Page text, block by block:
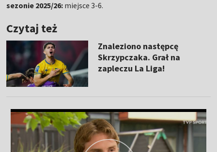
sezonie 2025/26: miejsce 3-6.
Czytaj też
Znaleziono następcę
Skrzypczaka. Grał na
zapleczu La Liga!